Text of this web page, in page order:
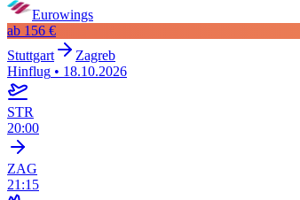
Eurowings
ab 156 €
Stuttgart
Zagreb
Hinflug • 18.10.2026
STR
20:00
ZAG
21:15